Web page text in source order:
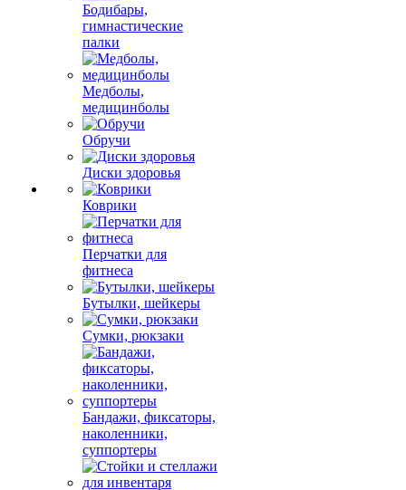
Бодибары,
гимнастические
палки
Медболы,
медицинболы
Обручи
Диски здоровья
Коврики
Перчатки для
фитнеса
Бутылки, шейкеры
Сумки, рюкзаки
Бандажи, фиксаторы,
наколенники,
суппортеры